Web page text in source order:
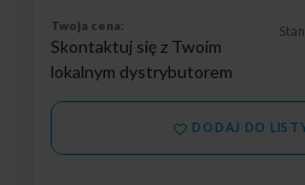
Twoja cena:
Skontaktuj się z Twoim
lokalnym dystrybutorem
DODAJ DO